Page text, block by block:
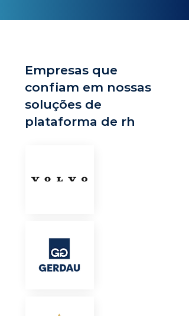
Empresas que
confiam em nossas
soluções de
plataforma de rh